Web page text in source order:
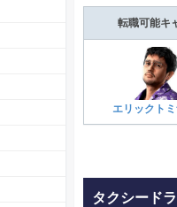
転職可能キ
エリックト
タクシード